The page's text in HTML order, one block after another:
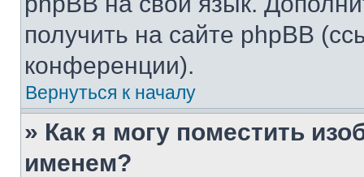
получить на сайте phpBB
конференции).
Вернуться к началу
» Как я могу поместить
именем?